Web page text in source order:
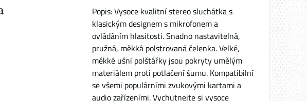
Popis: Vysoce kvalitní stereo sluchátka s
klasickým designem s mikrofonem a
ovládáním hlasitosti. Snadno nastavitelná,
pružná, měkká polstrovaná čelenka. Velké,
měkké ušní polštářky jsou pokryty umělým
materiálem proti potlačení šumu. Kompatibilní
se všemi populárními zvukovými kartami a
audio zařízeními. Vychutnejte si vysoce